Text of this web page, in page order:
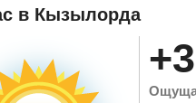
в Кызылорда